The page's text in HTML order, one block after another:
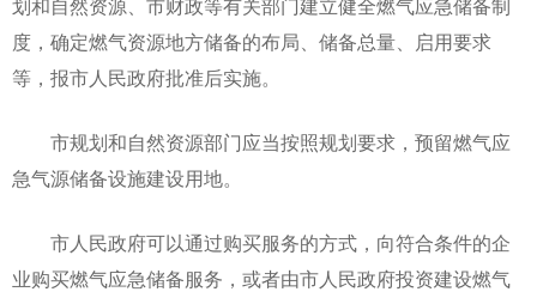
划和自然资源、市财政等有关部门建立健全燃气应急储备制
度，确定燃气资源地方储备的布局、储备总量、启用要求
等，报市人民政府批准后实施。
市规划和自然资源部门应当按照规划要求，预留燃气应
急气源储备设施建设用地。
市人民政府可以通过购买服务的方式，向符合条件的企
业购买燃气应急储备服务，或者由市人民政府投资建设燃气